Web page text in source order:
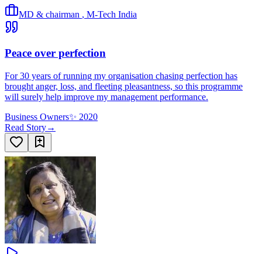
MD & chairman , M-Tech India
Peace over perfection
For 30 years of running my organisation chasing perfection has
brought anger, loss, and fleeting pleasantness, so this programme
will surely help improve my management performance.
Business Owners✨ 2020
Read Story→